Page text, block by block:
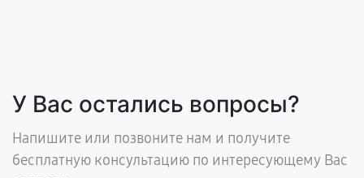
У Вас остались вопросы?
Напишите или позвоните нам и получите
бесплатную консультацию по интересующему Вас